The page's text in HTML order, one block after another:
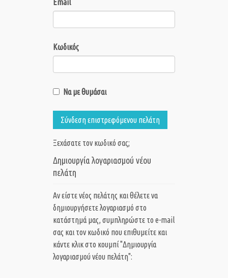
Email
Κωδικός
Να με θυμάσαι
Σύνδεση επιστρεφόμενου πελάτη
Ξεχάσατε τον κωδικό σας;
Δημιουργία λογαριασμού νέου
πελάτη
Αν είστε νέος πελάτης και θέλετε να
δημιουργήσετε λογαριασμό στο
κατάστημά μας, συμπληρώστε το e-mail
σας και τον κωδικό που επιθυμείτε και
κάντε κλικ στο κουμπί "Δημιουργία
λογαριασμού νέου πελάτη":